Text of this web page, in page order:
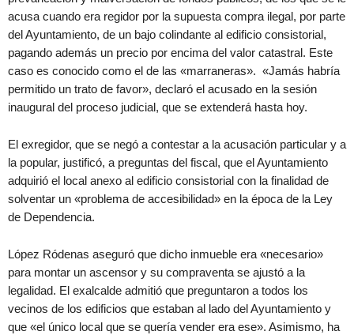
acusa cuando era regidor por la supuesta compra ilegal, por parte
del Ayuntamiento, de un bajo colindante al edificio consistorial,
pagando además un precio por encima del valor catastral. Este
caso es conocido como el de las «marraneras». «Jamás habría
permitido un trato de favor», declaró el acusado en la sesión
inaugural del proceso judicial, que se extenderá hasta hoy.
El exregidor, que se negó a contestar a la acusación particular y a
la popular, justificó, a preguntas del fiscal, que el Ayuntamiento
adquirió el local anexo al edificio consistorial con la finalidad de
solventar un «problema de accesibilidad» en la época de la Ley
de Dependencia.
López Ródenas aseguró que dicho inmueble era «necesario»
para montar un ascensor y su compraventa se ajustó a la
legalidad. El exalcalde admitió que preguntaron a todos los
vecinos de los edificios que estaban al lado del Ayuntamiento y
que «el único local que se quería vender era ese». Asimismo, ha